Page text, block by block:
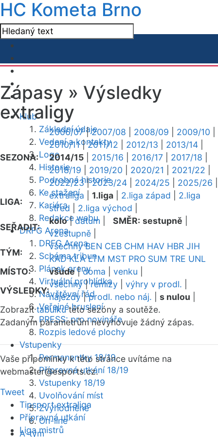
HC Kometa Brno
Klub
Základní údaje
Vedení a kontakty
Logo
Historie
Podrobná historie
Ke stažení
Kariéra
Redakce webu
DRFG Arena
DRFG Arena
Schéma tribun
Plánek areny
Virtuální prohlídka
Návštěvní řád
Veřejné bruslení
PRESS: pro novináře
Rozpis ledové plochy
Vstupenky
Permanentky 18/19
Přípravná utkání 18/19
Vstupenky 18/19
Uvolňování míst
Zvýhodněné
On-line
A-tým
Zápasy » Výsledky
extraligy
SEZONA:
2006/07|2007/08 2008/09 2009/10
2010/11|2011/12 2012/13 2013/14
2014/15
2015/16 2016/17 2017/18
2018/19
2019/20 2020/21 2021/22
2022/23|2023/24 2024/25 2025/26
LIGA:
extraliga 1.liga 2.liga západ
2.liga
střed
2.liga východ
SEŘADIT:
kolo|datum SMĚR: sestupně
vzestupně
TÝM:
všechny BEN CEB CHM HAV HBR JIH
KAD KLA LTM MST PRO SUM TRE UNL
MÍSTO:
všude|doma venku
VÝSLEDKY:
všechny|remízy výhry v prodl.
nájezdy|prodl. nebo náj. s nulou
Zobrazittabulkutéto sezóny a soutěže.
Zadaným parametrům nevyhovuje žádný zápas.
Vaše připomínky k této stránce uvítáme na
webmaster@esports.cz.
Tweet
Tipsport extraliga
Přípravná utkání
Liga mistrů